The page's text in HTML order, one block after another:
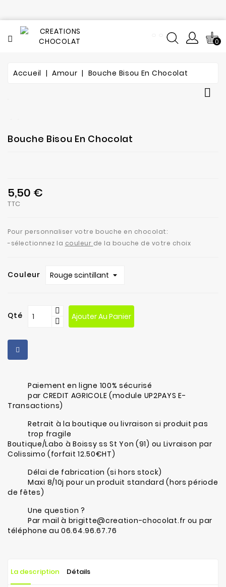
Tout
Notre
fabrication
Notre
atelier
0
Accueil Amour Bouche Bisou En Chocolat

Bouche Bisou En Chocolat
5,50 €
TTC
Pour personnaliser votre bouche en chocolat:
-sélectionnez la couleur de la bouche de votre choix
Couleur
Qté Ajouter Au Panier
Paiement en ligne 100% sécurisé
par CREDIT AGRICOLE (module UP2PAYS E-
Transactions)
Retrait à la boutique ou livraison si produit pas
trop fragile
Boutique/Labo à Boissy ss St Yon (91) ou Livraison par
Colissimo (forfait 12.50€HT)
Délai de fabrication (si hors stock)
Maxi 8/10j pour un produit standard (hors période
de fêtes)
Une question ?
Par mail à brigitte@creation-chocolat.fr ou par
téléphone au 06.64.96.67.76
La description Détails